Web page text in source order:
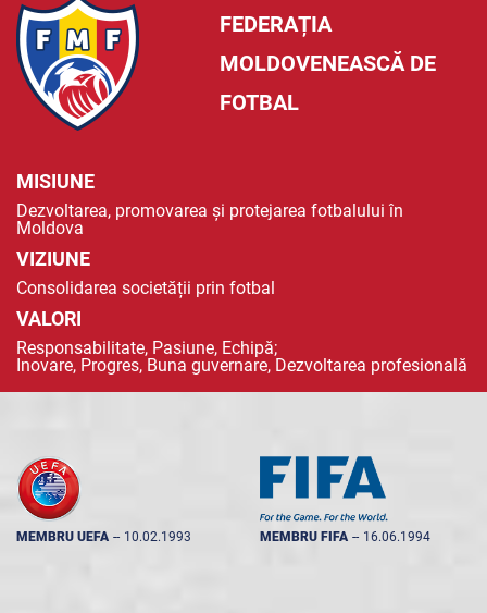
FEDERAȚIA
MOLDOVENEASCĂ DE
FOTBAL
MISIUNE
Dezvoltarea, promovarea și protejarea fotbalului în
Moldova
VIZIUNE
Consolidarea societății prin fotbal
VALORI
Responsabilitate, Pasiune, Echipă;
Inovare, Progres, Buna guvernare, Dezvoltarea profesională
MEMBRU UEFA -- 10.02.1993 MEMBRU FIFA -- 16.06.1994